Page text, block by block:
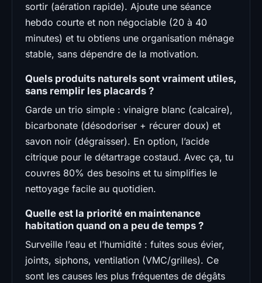
sortir (aération rapide). Ajoute une séance
hebdo courte et non négociable (20 à 40
minutes) et tu obtiens une organisation ménage
stable, sans dépendre de la motivation.
Quels produits naturels sont vraiment utiles,
sans remplir les placards ?
Garde un trio simple : vinaigre blanc (calcaire),
bicarbonate (désodoriser + récurer doux) et
savon noir (dégraisser). En option, l’acide
citrique pour le détartrage costaud. Avec ça, tu
couvres 80% des besoins et tu simplifies le
nettoyage facile au quotidien.
Quelle est la priorité en maintenance
habitation quand on a peu de temps ?
Surveille l’eau et l’humidité : fuites sous évier,
joints, siphons, ventilation (VMC/grilles). Ce
sont les causes les plus fréquentes de dégâts